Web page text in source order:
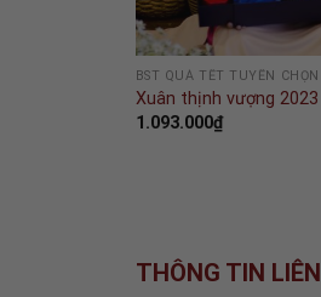
BST QUÀ TẾT TUYỂN CHỌN
Xuân thịnh vượng 2023
1.093.000₫
THÔNG TIN